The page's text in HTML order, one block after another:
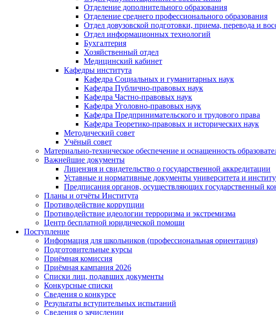
Отделение дополнительного образования
Отделение среднего профессионального образования
Отдел довузовской подготовки, приема, перевода и
Отдел информационных технологий
Бухгалтерия
Хозяйственный отдел
Медицинский кабинет
Кафедры института
Кафедра Социальных и гуманитарных наук
Кафедра Публично-правовых наук
Кафедра Частно-правовых наук
Кафедра Уголовно-правовых наук
Кафедра Предпринимательского и трудового права
Кафедра Теоретико-правовых и исторических наук
Методический совет
Учёный совет
Материально-техническое обеспечение и оснащенность
Важнейшие документы
Лицензия и свидетельство о государственной аккредитации
Уставные и нормативные документы университета и
Предписания органов, осуществляющих государственный
Планы и отчёты Института
Противодействие коррупции
Противодействие идеологии терроризма и экстремизма
Центр бесплатной юридической помощи
Поступление
Информация для школьников (профессиональная ориентация)
Подготовительные курсы
Приёмная комиссия
Приёмная кампания 2026
Списки лиц, подавших документы
Конкурсные списки
Сведения о конкурсе
Результаты вступительных испытаний
Сведения о зачислении